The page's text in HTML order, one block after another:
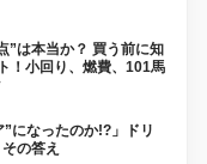
”は本当か？ 買う前に知
！小回り、燃費、101馬
”になったのか!?」ドリ
の答え